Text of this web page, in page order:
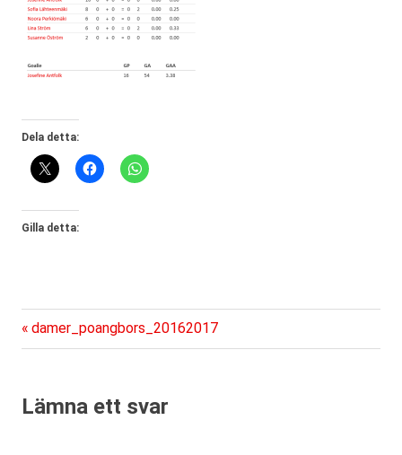
Dela detta:
Gilla detta:
Inläggsnavigering
Föregående
inlägg:
damer_poangbors_20162017
Lämna ett svar